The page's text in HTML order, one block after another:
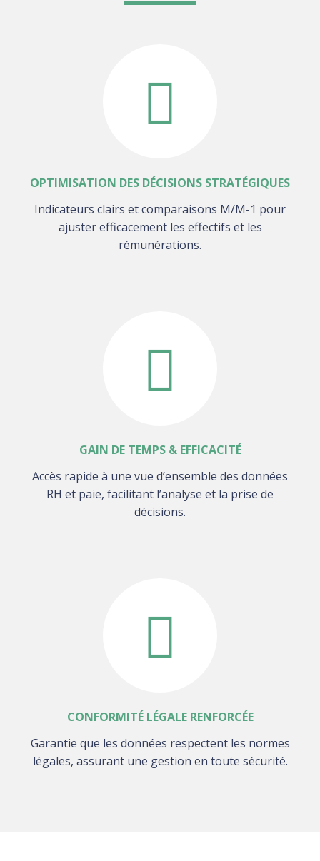
OPTIMISATION DES DÉCISIONS STRATÉGIQUES
Indicateurs clairs et comparaisons M/M-1 pour
ajuster efficacement les effectifs et les
rémunérations.
GAIN DE TEMPS & EFFICACITÉ
Accès rapide à une vue d’ensemble des données
RH et paie, facilitant l’analyse et la prise de
décisions.
CONFORMITÉ LÉGALE RENFORCÉE
Garantie que les données respectent les normes
légales, assurant une gestion en toute sécurité.